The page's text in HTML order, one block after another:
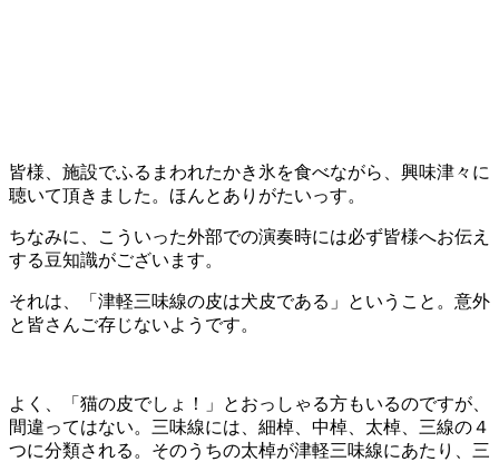
皆様、施設でふるまわれたかき氷を食べながら、興味津々に
聴いて頂きました。ほんとありがたいっす。
ちなみに、こういった外部での演奏時には必ず皆様へお伝え
する豆知識がございます。
それは、「津軽三味線の皮は犬皮である」ということ。意外
と皆さんご存じないようです。
よく、「猫の皮でしょ！」とおっしゃる方もいるのですが、
間違ってはない。三味線には、細棹、中棹、太棹、三線の４
つに分類される。そのうちの太棹が津軽三味線にあたり、三